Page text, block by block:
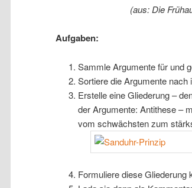
(aus: Die
Aufgaben:
Sammle Argumente für und
Sortiere die Argumente nach
Erstelle eine Gliederung –
der Argumente: Antithese –
vom schwächsten zum
Formuliere diese Gliederung